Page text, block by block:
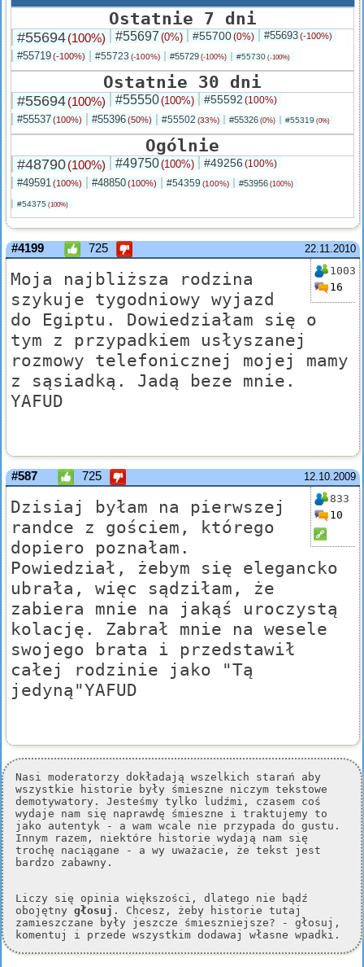
Ostatnie 7 dni
#55694(100%) #55697 (0%) #55700(0%) #55693(-100%)
#55719(-100%) #55723 (-100%) #55729 (-100%) #55730 (-100%)
Ostatnie 30 dni
#55694(100%) #55550(100%) #55592 (100%)
#55537(100%) #55396(50%) #55502 (33%) #55326 (0%) #55319 (0%)
Ogólnie
#48790(100%) #49750(100%) #49256 (100%)
#49591(100%) #48850(100%) #54359 (100%) #53956 (100%)
#54375 (100%)
22.11.2010
#4199 725
1003
16
Moja najbliższa rodzina
szykuje tygodniowy wyjazd
do Egiptu. Dowiedziałam się o
tym z przypadkiem usłyszanej
rozmowy telefonicznej mojej mamy
z sąsiadką. Jadą beze mnie.
YAFUD
12.10.2009
#587 725
833
10
Dzisiaj byłam na pierwszej
randce z gościem, którego
dopiero poznałam.
Powiedział, żebym się elegancko
ubrała, więc sądziłam, że
zabiera mnie na jakąś uroczystą
kolację. Zabrał mnie na wesele
swojego brata i przedstawił
całej rodzinie jako "Tą
jedyną"YAFUD
Nasi moderatorzy dokładają wszelkich starań aby
wszystkie historie były śmieszne niczym tekstowe
demotywatory. Jesteśmy tylko ludźmi, czasem coś
wydaje nam się naprawdę śmieszne i traktujemy to
jako autentyk - a wam wcale nie przypada do gustu.
Innym razem, niektóre historie wydają nam się
trochę naciągane - a wy uważacie, że tekst jest
bardzo zabawny.
Liczy się opinia większości, dlatego nie bądź
obojętny głosuj . Chcesz, żeby historie tutaj
zamieszczane były jeszcze śmieszniejsze? - głosuj,
komentuj i przede wszystkim dodawaj własne wpadki.